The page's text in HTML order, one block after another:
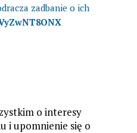
zadbanie o ich
o interesy
i upomnienie się o